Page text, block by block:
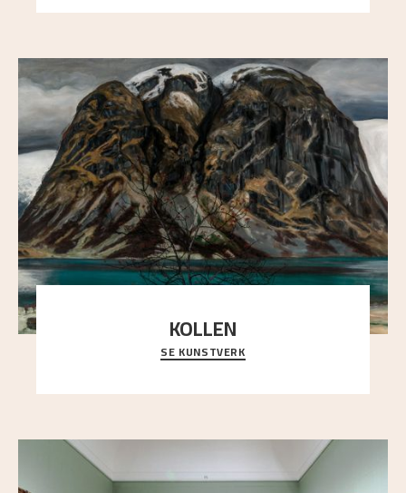
KOLLEN
Et ruvende fjell dominerer bildeflaten, og står i
sterk kontrast til det spinkle rognetreet ute
SE KUNSTVERK